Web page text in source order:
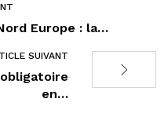
Europe : la…
SUIVANT
en…